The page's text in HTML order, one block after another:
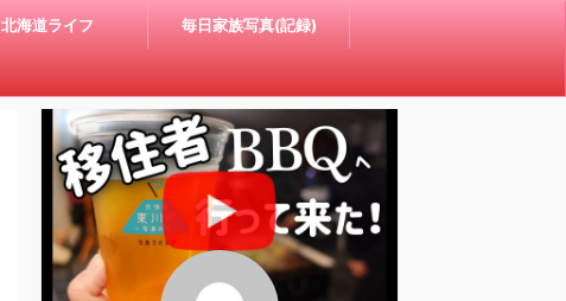
北海道ライフ 毎日家族写真(記録)